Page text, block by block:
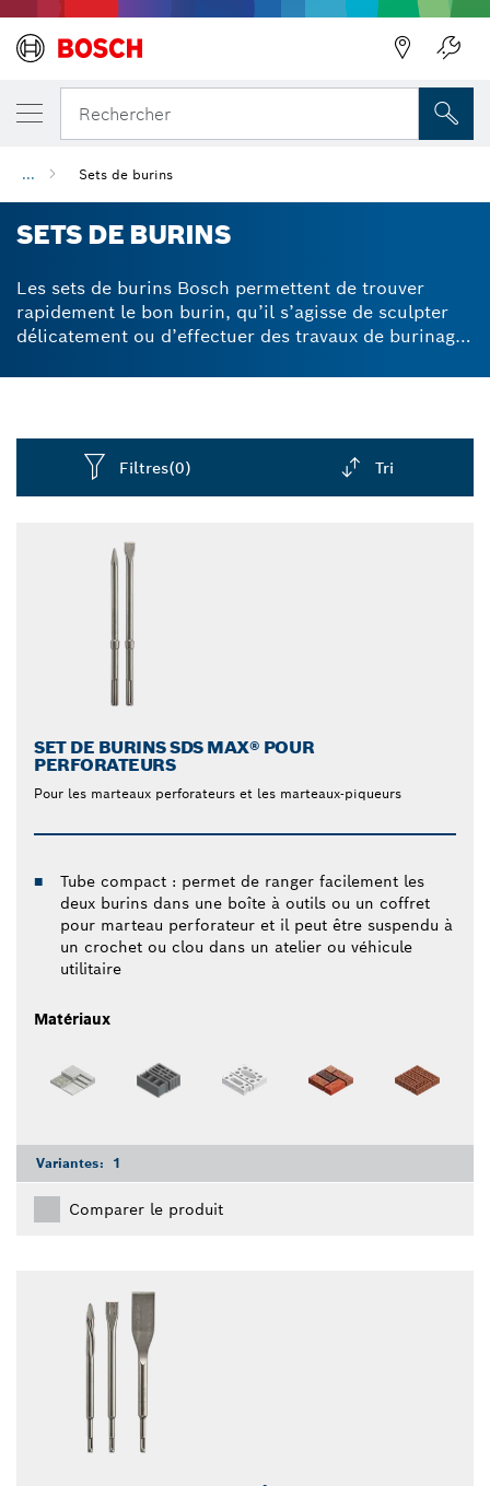
Rechercher
... Sets de burins
SETS DE BURINS
Les sets de burins Bosch permettent de trouver
rapidement le bon burin, qu’il s’agisse de sculpter
délicatement ou d’effectuer des travaux de burinage
durabilité et un travail rapide et précis.
Filtres(0) Tri
SET DE BURINS SDS MAX® POUR
PERFORATEURS
Pour les marteaux perforateurs et les marteaux-piqueurs
Tube compact : permet de ranger facilement les
deux burins dans une boîte à outils ou un coffret
pour marteau perforateur et il peut être suspendu à
un crochet ou clou dans un atelier ou véhicule
utilitaire
Matériaux
Variantes: 1
Comparer le produit